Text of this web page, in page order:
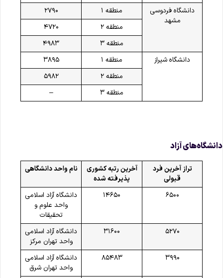
دانشگاه فردوسی
مشهد
منطقه ۱
۲۷۹۰
منطقه ۲
۴۷۲۰
منطقه ۳
۴۹۸۳
دانشگاه شیراز
منطقه ۱
۳۸۹۵
منطقه ۲
۵۹۸۲
منطقه ۳
–
آزاد
تراز آخرین فرد
قبولی
آخرین رتبه کشوری
پذیرفته شده
نام واحد دانشگاهی
۶۵۰۰ ۱۴۶۵۰
دانشگاه آزاد اسلامی
واحد علوم و
تحقیقات
۵۲۷۰
۳۱۶۰۰
دانشگاه آزاد اسلامی
واحد تهران مرکز
۳۹۹۰
۸۵۴۸۳
دانشگاه آزاد اسلامی
واحد تهران شرق